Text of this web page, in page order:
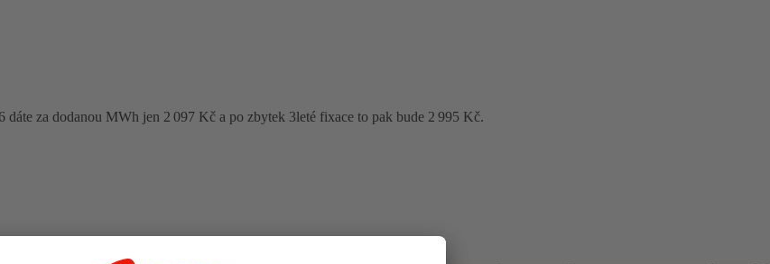
za dodanou MWh jen 2 097 Kč a po zbytek 3leté fixace to pak bude 2 995 Kč.